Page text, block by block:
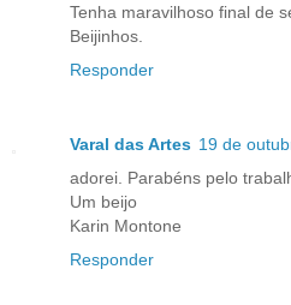
Tenha maravilhoso final de
Beijinhos.
Responder
Varal das Artes 19 de
adorei. Parabéns pelo
Um beijo
Karin Montone
Responder